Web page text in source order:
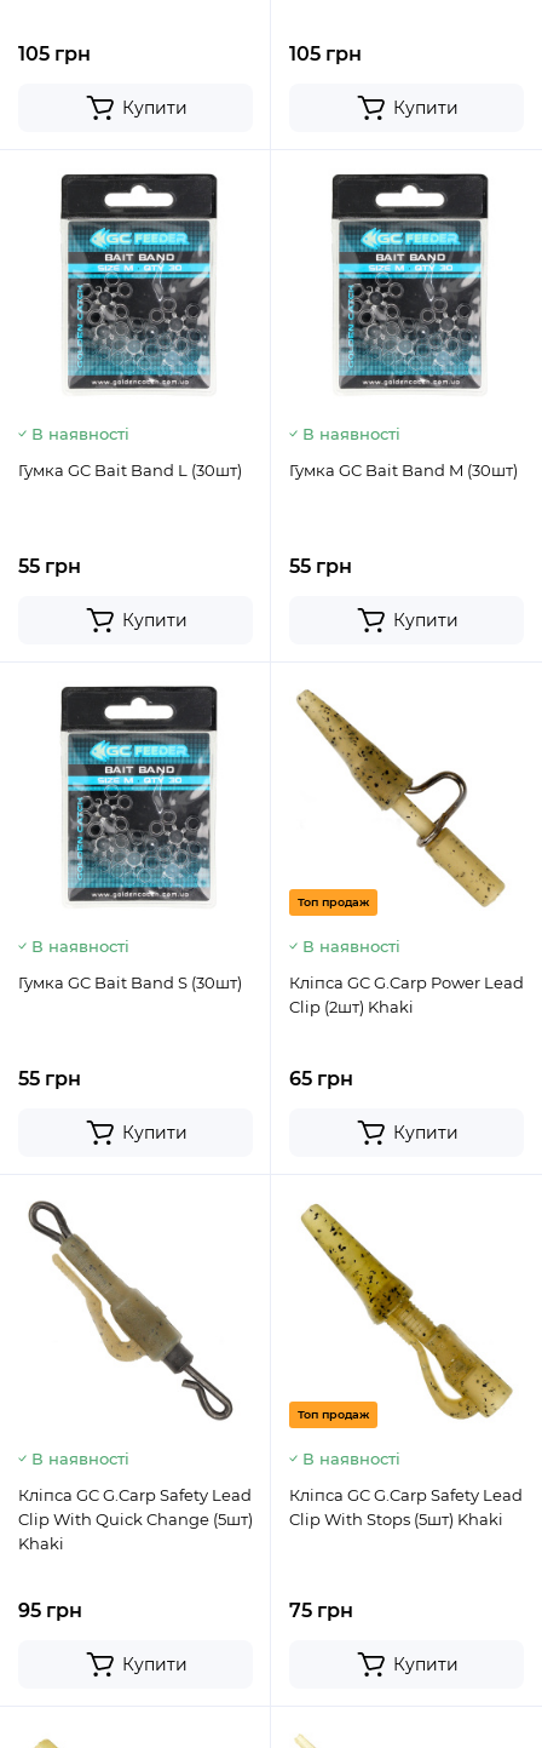
105 грн
Купити
105 грн
Купити
В наявності
Гумка GC Bait Band L (30шт)
55 грн
Купити
В наявності
Гумка GC Bait Band M (30шт)
55 грн
Купити
В наявності
Гумка GC Bait Band S (30шт)
55 грн
Купити
Топ продаж
В наявності
Кліпса GC G.Carp Power Lead
Clip (2шт) Khaki
65 грн
Купити
В наявності
Кліпса GC G.Carp Safety Lead
Clip With Quick Change (5шт)
Khaki
95 грн
Купити
Топ продаж
В наявності
Кліпса GC G.Carp Safety Lead
Clip With Stops (5шт) Khaki
75 грн
Купити